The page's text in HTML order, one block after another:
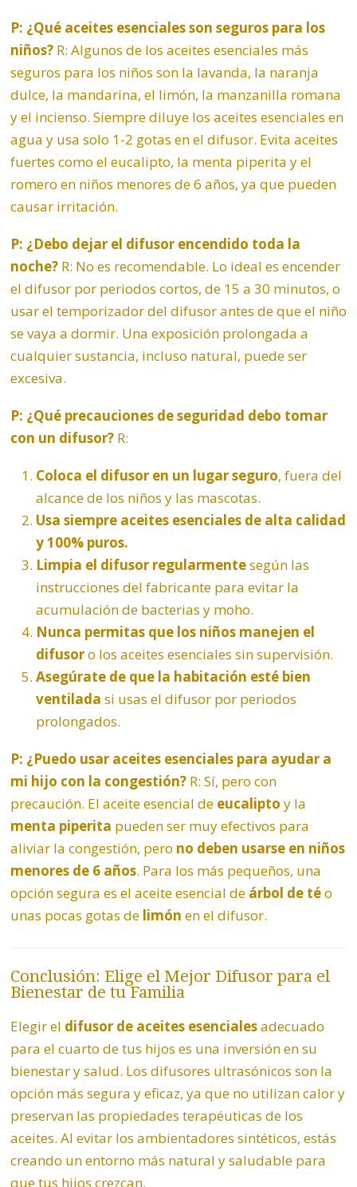
P: ¿Qué aceites esenciales son seguros para los
niños?R: Algunos de los aceites esenciales más
seguros para los niños son la lavanda, la naranja
dulce, la mandarina, el limón, la manzanilla romana
y el incienso. Siempre diluye los aceites esenciales en
agua y usa solo 1-2 gotas en el difusor. Evita aceites
fuertes como el eucalipto, la menta piperita y el
romero en niños menores de 6 años, ya que pueden
causar irritación.
P: ¿Debo dejar el difusor encendido toda la
noche?R: No es recomendable. Lo ideal es encender
el difusor por periodos cortos, de 15 a 30 minutos, o
usar el temporizador del difusor antes de que el niño
se vaya a dormir. Una exposición prolongada a
cualquier sustancia, incluso natural, puede ser
excesiva.
P: ¿Qué precauciones de seguridad debo tomar
con un difusor?R:
Coloca el difusor en un lugar seguro, fuera del
alcance de los niños y las mascotas.
Usa siempre aceites esenciales de alta calidad
y 100% puros.
Limpia el difusor regularmentesegún las
instrucciones del fabricante para evitar la
acumulación de bacterias y moho.
Nunca permitas que los niños manejen el
difusoro los aceites esenciales sin supervisión.
Asegúrate de que la habitación esté bien
ventilada si usas el difusor por periodos
prolongados.
P: ¿Puedo usar aceites esenciales para ayudar a
mi hijo con la congestión?R: Sí, pero con
precaución. El aceite esencial de eucalipto y la
menta piperita pueden ser muy efectivos para
aliviar la congestión, pero no deben usarse en niños
menores de 6 años. Para los más pequeños, una
opción segura es el aceite esencial de árbol de téo
unas pocas gotas de limón en el difusor.
Conclusión: Elige el Mejor Difusor para el
Bienestar de tu Familia
Elegir el difusor de aceites esencialesadecuado
para el cuarto de tus hijos es una inversión en su
bienestar y salud. Los difusores ultrasónicos son la
opción más segura y eficaz, ya que no utilizan calor y
preservan las propiedades terapéuticas de los
aceites. Al evitar los ambientadores sintéticos, estás
creando un entorno más natural y saludable para
que tus hijos crezcan.